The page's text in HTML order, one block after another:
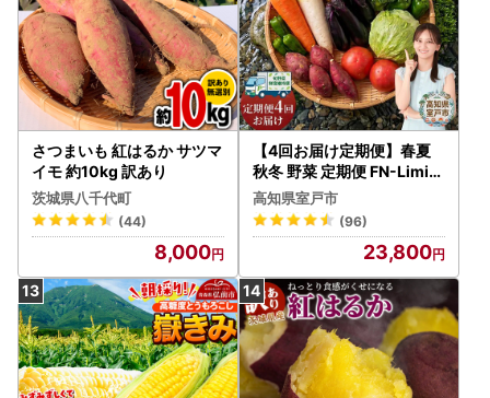
さつまいも 紅はるか サツマ
イモ 約10kg 訳あり
茨城県八千代町
(44)
8,000
【4回お届け定期便】春夏
秋冬 野菜 定期便 FN-Limite
d-PR
高知県室戸市
(96)
23,800